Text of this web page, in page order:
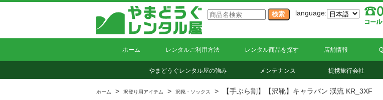
language:
ホーム レンタルご利用方法 レンタル商品を探す 店舗情報
やまどうぐレンタル屋の強み メンテナンス 提携旅行会社
ホーム > 沢登り用アイテム > 沢靴・ソックス > 【手ぶら割】【沢靴】キャラバン 渓流 KR_3XF